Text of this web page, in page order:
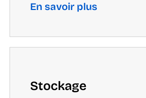
En savoir plus
Stockage